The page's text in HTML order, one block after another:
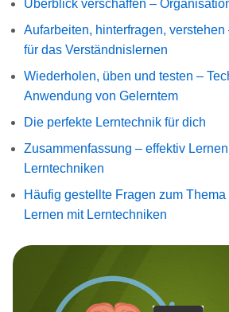
Überblick verschaffen –
Aufarbeiten, hinterfragen, verstehen
für das Verständnislernen
Wiederholen, üben und testen –
Anwendung von Gelerntem
Die perfekte Lerntechnik für dich
Zusammenfassung – effektiv
Lerntechniken
Häufig gestellte Fragen zum Thema
Lernen mit Lerntechniken